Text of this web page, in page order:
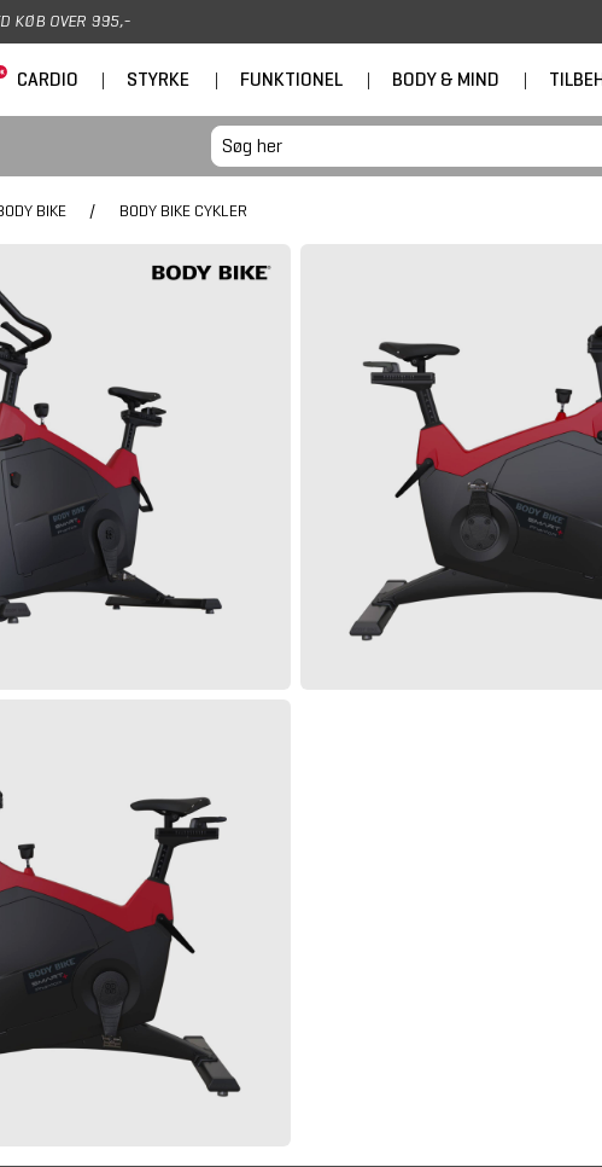
KØB OVER 995,-
CARDIO | STYRKE | FUNKTIONEL | BODY & MIND |
BIKE / BODY BIKE CYKLER